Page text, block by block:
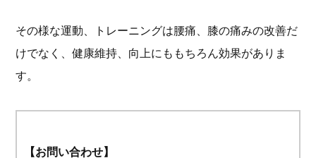
その様な運動、トレーニングは腰痛、膝の痛みの改善だ
けでなく、健康維持、向上にももちろん効果がありま
す。
【お問い合わせ】